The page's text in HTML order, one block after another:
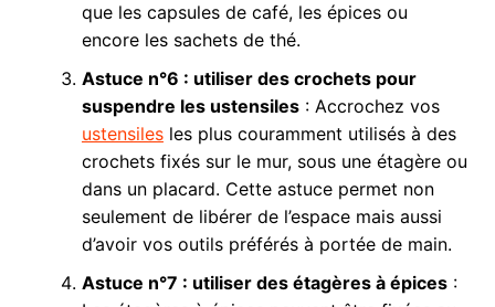
que les capsules de café, les épices ou
encore les sachets de thé.
Astuce n°6 : utiliser des crochets pour
suspendre les ustensiles: Accrochez vos
ustensilesles plus couramment utilisés à des
crochets fixés sur le mur, sous une étagère ou
dans un placard. Cette astuce permet non
seulement de libérer de l’espace mais aussi
d’avoir vos outils préférés à portée de main.
Astuce n°7 : utiliser des étagères à épices: